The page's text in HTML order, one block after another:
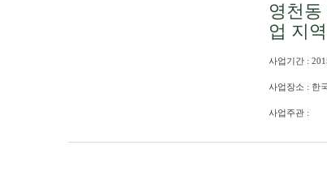
영천
업 지
사업기간 :
사업장소 : 한
사업주관 :